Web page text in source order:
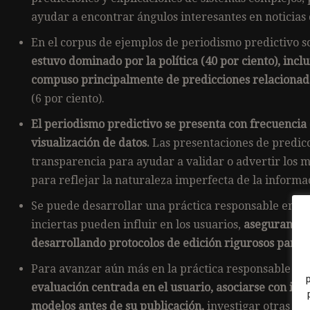
ayudar a encontrar ángulos interesantes en
En el corpus de ejemplos de periodismo predictivo
estuvo dominado por la política (40 por ciento),
compuso principalmente de predicciones
(6 por ciento).
El periodismo predictivo se presenta con
visualización de datos. Las presentaciones de
transparencia para ayudar a validar o advertir los
para reflejar la naturaleza imperfecta de la
Se puede desarrollar una práctica responsable en
inciertas pueden influir en los usuarios, asegurando
desarrollando protocolos de edición rigurosos para
Para avanzar aún más en la práctica responsable
evaluación centrada en el usuario, asociarse con
modelos antes de su publicación, investigar otras